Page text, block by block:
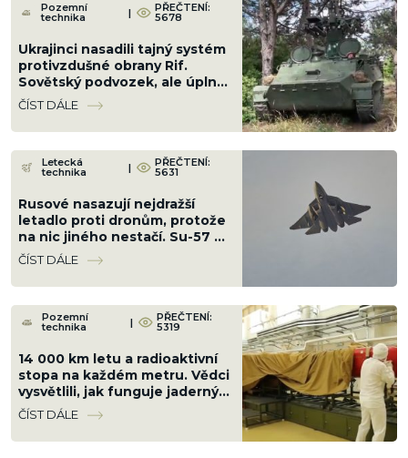
Pozemní
technika | PŘEČTENÍ:
5678
Ukrajinci nasadili tajný systém
protivzdušné obrany Rif.
Sovětský podvozek, ale úplně
jiná hra proti letounům
ČÍST DÁLE
Letecká
technika | PŘEČTENÍ:
5631
Rusové nasazují nejdražší
letadlo proti dronům, protože
na nic jiného nestačí. Su-57 v
nové konfiguraci stačí radar
„Bělka“
ČÍST DÁLE
Pozemní
technika | PŘEČTENÍ:
5319
14 000 km letu a radioaktivní
stopa na každém metru. Vědci
vysvětlili, jak funguje jaderný
motor ruské střely
Burevestnik
ČÍST DÁLE